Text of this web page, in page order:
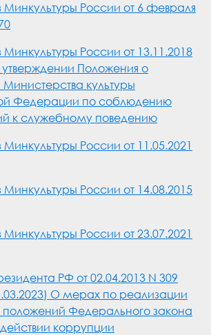
Минкультуры России от 6 февраля
Минкультуры России от 13.11.2018
Положения о
культуры
Федерации по соблюдению
к служебному поведению
Минкультуры России от 11.05.2021
Минкультуры России от 14.08.2015
Минкультуры России от 23.07.2021
РФ от 02.04.2013 N 309
О мерах по реализации
положений Федерального закона
коррупции